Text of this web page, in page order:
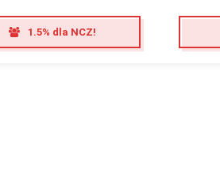
1.5% dla NCZ!